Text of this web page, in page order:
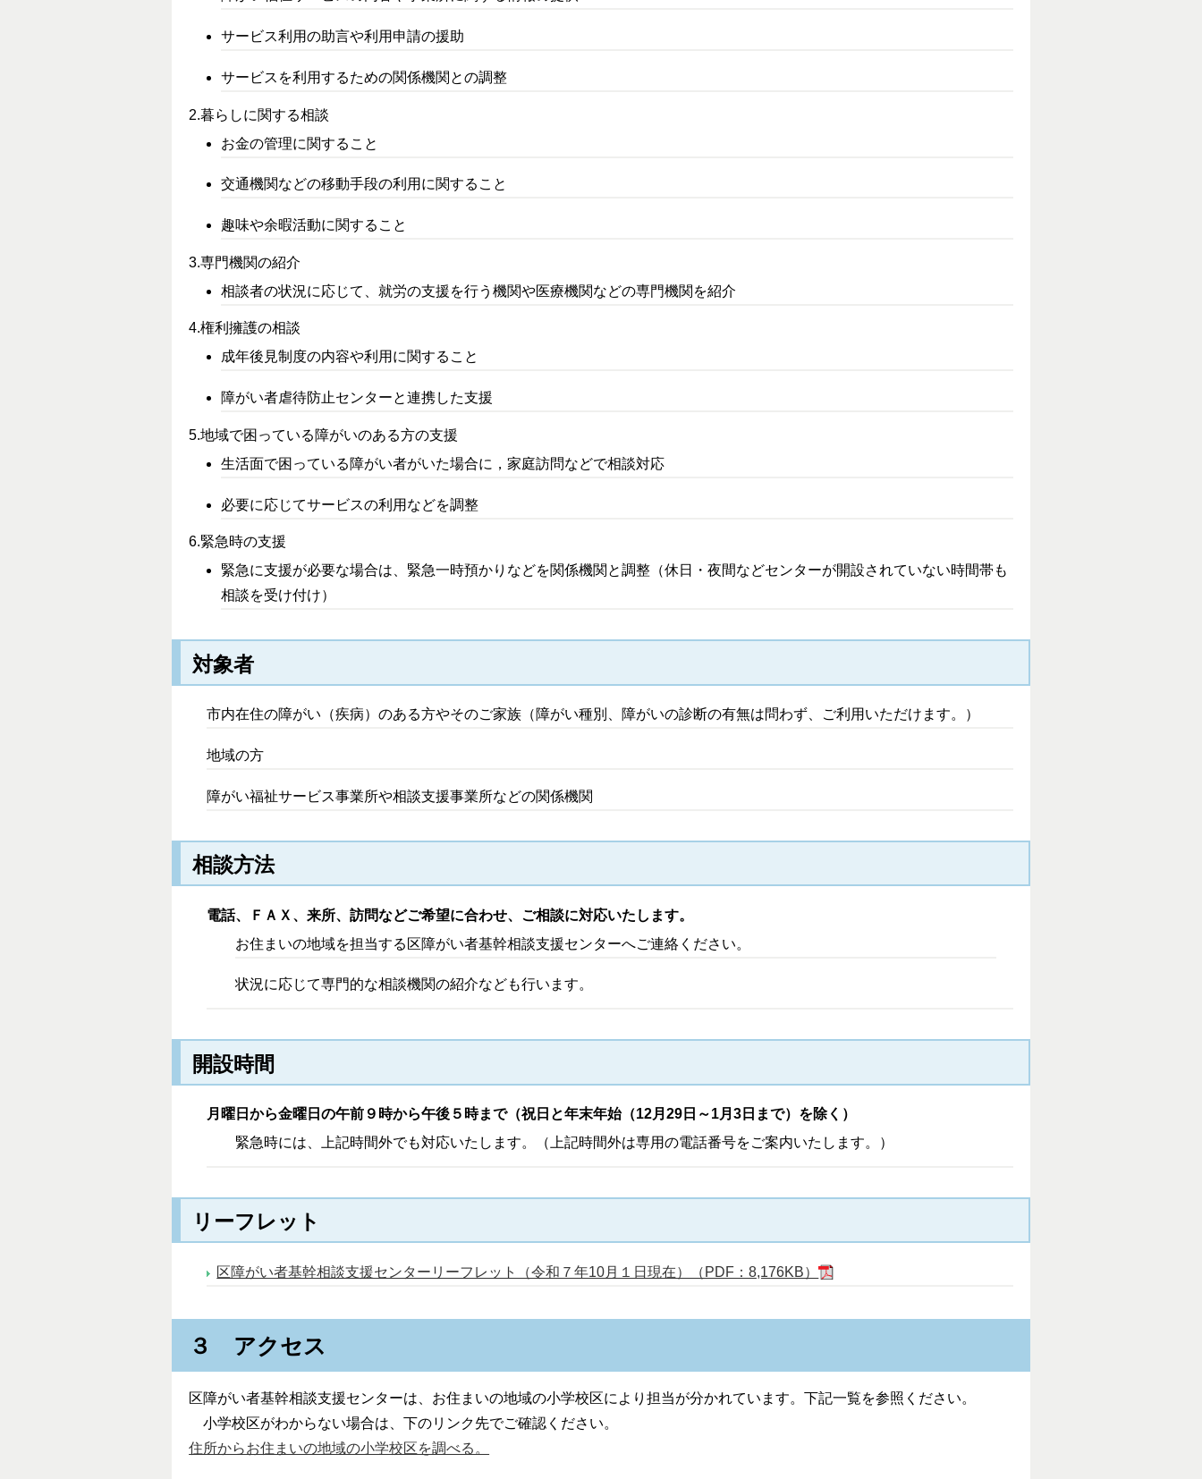
サービス利用の助言や利用申請の援助
サービスを利用するための関係機関との調整
2.暮らしに関する相談
お金の管理に関すること
交通機関などの移動手段の利用に関すること
趣味や余暇活動に関すること
3.専門機関の紹介
相談者の状況に応じて、就労の支援を行う機関や医療機関などの専門機関を紹介
4.権利擁護の相談
成年後見制度の内容や利用に関すること
障がい者虐待防止センターと連携した支援
5.地域で困っている障がいのある方の支援
生活面で困っている障がい者がいた場合に，家庭訪問などで相談対応
必要に応じてサービスの利用などを調整
6.緊急時の支援
緊急に支援が必要な場合は、緊急一時預かりなどを関係機関と調整（休日・夜間などセンターが開設されていない時間帯も
相談を受け付け）
対象者
市内在住の障がい（疾病）のある方やそのご家族（障がい種別、障がいの診断の有無は問わず、ご利用いただけます。）
地域の方
障がい福祉サービス事業所や相談支援事業所などの関係機関
相談方法
電話、ＦＡＸ、来所、訪問などご希望に合わせ、ご相談に対応いたします。
お住まいの地域を担当する区障がい者基幹相談支援センターへご連絡ください。
状況に応じて専門的な相談機関の紹介なども行います。
開設時間
月曜日から金曜日の午前９時から午後５時まで（祝日と年末年始（12月29日～1月3日まで）を除く）
緊急時には、上記時間外でも対応いたします。（上記時間外は専用の電話番号をご案内いたします。）
リーフレット
区障がい者基幹相談支援センターリーフレット（令和７年10月１日現在）（PDF：8,176KB）
３ アクセス
区障がい者基幹相談支援センターは、お住まいの地域の小学校区により担当が分かれています。下記一覧を参照ください。
小学校区がわからない場合は、下のリンク先でご確認ください。
住所からお住まいの地域の小学校区を調べる。